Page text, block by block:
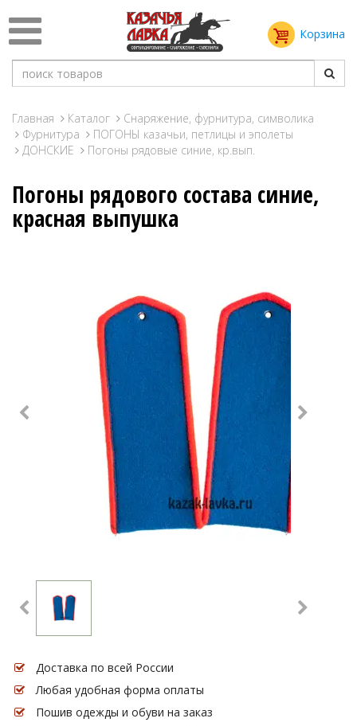
Корзина
Главная Каталог
Снаряжение, фурнитура, символика
Фурнитура
ПОГОНЫ казачьи, петлицы и эполеты
ДОНСКИЕ
Погоны рядовые синие, кр.вып.
Погоны рядового состава синие,
красная выпушка
Доставка по всей России
Любая удобная форма оплаты
Пошив одежды и обуви на заказ